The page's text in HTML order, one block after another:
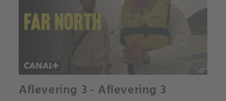
Aflevering 3 - Aflevering 3